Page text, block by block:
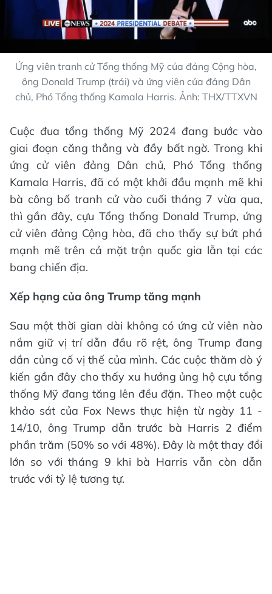
Ứng viên tranh cử Tổng thống Mỹ của đảng Cộng hòa,
ông Donald Trump (trái) và ứng viên của đảng Dân
chủ, Phó Tổng thống Kamala Harris. Ảnh: THX/TTXVN
Cuộc đua tổng thống Mỹ 2024 đang bước vào
giai đoạn căng thẳng và đầy bất ngờ. Trong khi
ứng cử viên đảng Dân chủ, Phó Tổng thống
Kamala Harris, đã có một khởi đầu mạnh mẽ khi
bà công bố tranh cử vào cuối tháng 7 vừa qua,
thì gần đây, cựu Tổng thống Donald Trump, ứng
cử viên đảng Cộng hòa, đã cho thấy sự bứt phá
mạnh mẽ trên cả mặt trận quốc gia lẫn tại các
bang chiến địa.
Xếp hạng của ông Trump tăng mạnh
Sau một thời gian dài không có ứng cử viên nào
nắm giữ vị trí dẫn đầu rõ rệt, ông Trump đang
dần củng cố vị thế của mình. Các cuộc thăm dò ý
kiến gần đây cho thấy xu hướng ủng hộ cựu tổng
thống Mỹ đang tăng lên đều đặn. Theo một cuộc
khảo sát của Fox News thực hiện từ ngày 11 -
14/10, ông Trump dẫn trước bà Harris 2 điểm
phần trăm (50% so với 48%). Đây là một thay đổi
lớn so với tháng 9 khi bà Harris vẫn còn dẫn
trước với tỷ lệ tương tự.